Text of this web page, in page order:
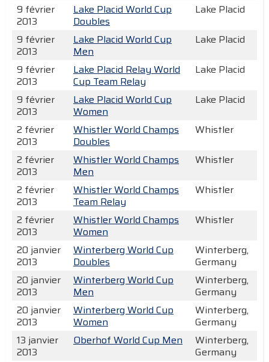
9 février
2013
Lake Placid World Cup
Doubles
Lake Placid
9 février
2013
Lake Placid World Cup
Men
Lake Placid
9 février
2013
Lake Placid Relay World
Cup Team Relay
Lake Placid
9 février
2013
Lake Placid World Cup
Women
Lake Placid
2 février
2013
Whistler World Champs
Doubles
Whistler
2 février
2013
Whistler World Champs
Men
Whistler
2 février
2013
Whistler World Champs
Team Relay
Whistler
2 février
2013
Whistler World Champs
Women
Whistler
20 janvier
2013
Winterberg World Cup
Doubles
Winterberg,
Germany
20 janvier
2013
Winterberg World Cup
Men
Winterberg,
Germany
20 janvier
2013
Winterberg World Cup
Women
Winterberg,
Germany
13 janvier
2013
Oberhof World Cup Men
Winterberg,
Germany